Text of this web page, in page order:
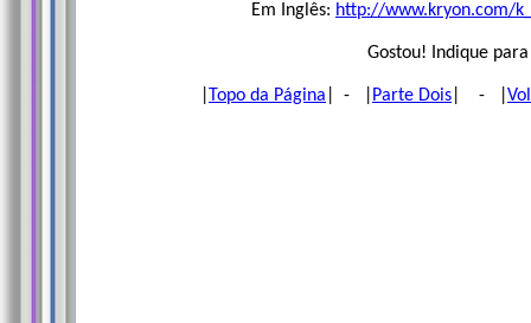
Em Inglês: http://www.kryon.com/
Gostou! Indique
Topo da Página | - | Parte Dois | - |